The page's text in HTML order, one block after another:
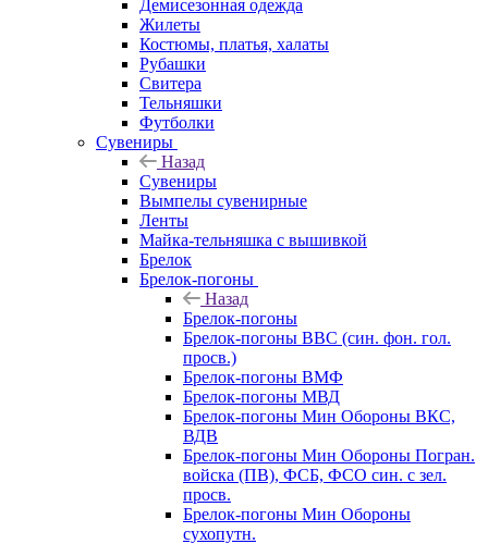
Демисезонная одежда
Жилеты
Костюмы, платья, халаты
Рубашки
Свитера
Тельняшки
Футболки
Сувениры
Назад
Сувениры
Вымпелы сувенирные
Ленты
Майка-тельняшка с вышивкой
Брелок
Брелок-погоны
Назад
Брелок-погоны
Брелок-погоны ВВС (син. фон. гол.
просв.)
Брелок-погоны ВМФ
Брелок-погоны МВД
Брелок-погоны Мин Обороны ВКС,
ВДВ
Брелок-погоны Мин Обороны Погран.
войска (ПВ), ФСБ, ФСО син. с зел.
просв.
Брелок-погоны Мин Обороны
сухопутн.